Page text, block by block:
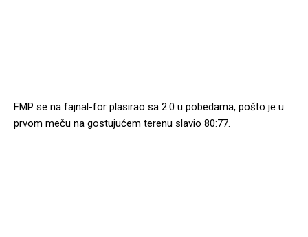
FMP se na fajnal-for plasirao sa 2:0 u pobedama, pošto je u
prvom meču na gostujućem terenu slavio 80:77.